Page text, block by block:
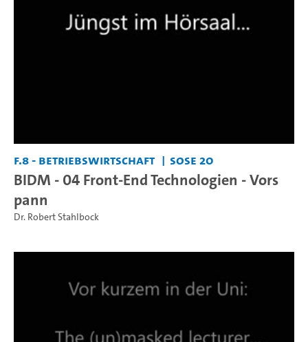
F.8 - Betriebswirtschaft SoSe 20
BIDM - 04 Front-End Technologien - Vors
pann
Dr. Robert Stahlbock